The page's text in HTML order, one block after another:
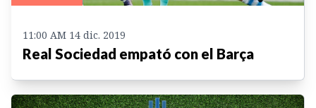
11:00 AM 14 dic. 2019
Real Sociedad empató con el Barça